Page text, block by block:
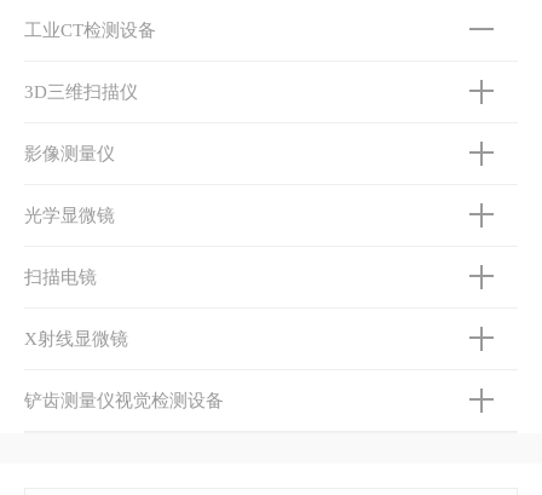
工业CT检测设备
3D三维扫描仪
影像测量仪
光学显微镜
扫描电镜
X射线显微镜
铲齿测量仪视觉检测设备